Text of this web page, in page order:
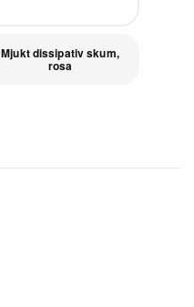
Mjukt dissipativ skum,
rosa